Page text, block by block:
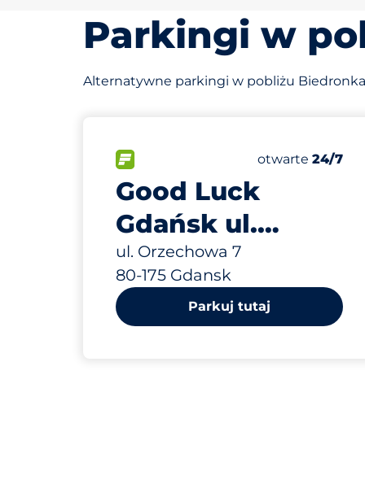
Parkingi w
Alternatywne parkingi w pobliżu
Good Luck
Gdańsk ul.
Orzechowa 7
ul. Orzechowa 7
80-175 Gdansk
Liczba miejsc
Całkowita
Piątek&nbsp
otwarte 24/7
466 m
Parkuj tutaj